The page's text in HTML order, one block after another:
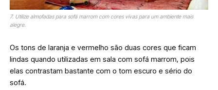
7. Utilize almofadas para sofá marrom com cores vivas para um ambiente mais
alegre.
Os tons de laranja e vermelho são duas cores que ficam
lindas quando utilizadas em sala com sofá marrom, pois
elas contrastam bastante com o tom escuro e sério do
sofá.